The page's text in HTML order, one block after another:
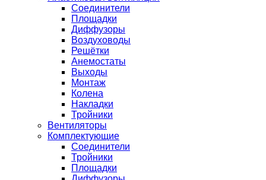
Соединители
Площадки
Диффузоры
Воздуховоды
Решётки
Анемостаты
Выходы
Монтаж
Колена
Накладки
Тройники
Вентиляторы
Комплектующие
Соединители
Тройники
Площадки